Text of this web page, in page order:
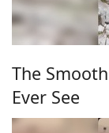
The
Ever See